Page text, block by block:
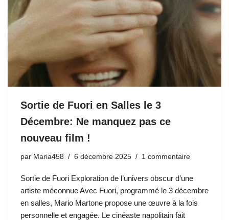
Sortie de Fuori en Salles le 3
Décembre: Ne manquez pas ce
nouveau film !
par Maria458 6 décembre 2025 1 commentaire
Sortie de Fuori Exploration de l’univers obscur d’une
artiste méconnue Avec Fuori, programmé le 3 décembre
en salles, Mario Martone propose une œuvre à la fois
personnelle et engagée. Le cinéaste napolitain fait